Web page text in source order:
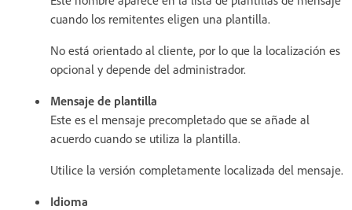
cuando los remitentes eligen una plantilla.
No está orientado al cliente, por lo que la localización es
opcional y depende del administrador.
Mensaje de plantilla
Este es el mensaje precompletado que se añade al
acuerdo cuando se utiliza la plantilla.
Utilice la versión completamente localizada del mensaje.
Idioma